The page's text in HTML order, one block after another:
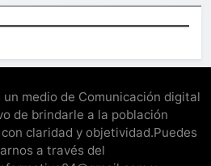
medio de Comunicación digital
de brindarle a la población
claridad y objetividad.Puedes
a través del